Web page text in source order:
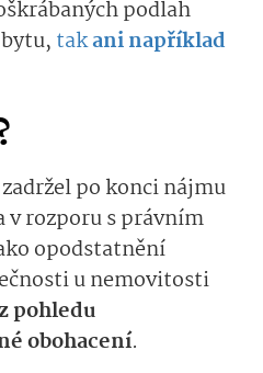
podlah
takani například
po konci nájmu
v rozporu s právním
opodstatnění
u nemovitosti
pohledu
obohacení.